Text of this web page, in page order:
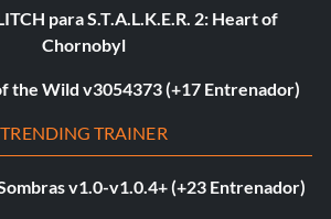
para S.T.A.L.K.E.R. 2: Heart of
Chornobyl
the Wild v3054373 (+17 Entrenador)
TRENDING TRAINER
v1.0-v1.0.4+ (+23 Entrenador)